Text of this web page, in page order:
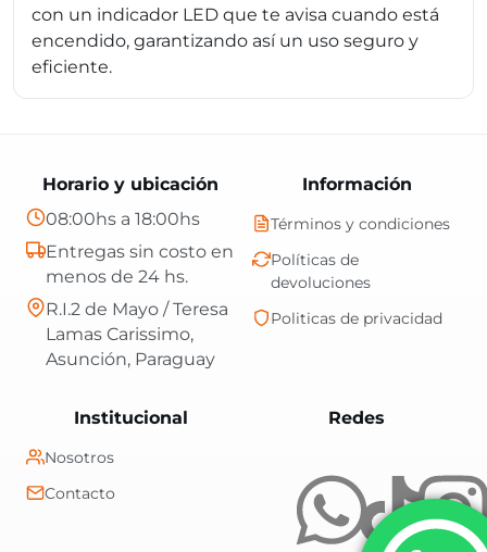
con un indicador LED que te avisa cuando está
encendido, garantizando así un uso seguro y
eficiente.
RedesCentral Shop es
Información
Términos y condiciones
Políticas de
devoluciones
Politicas de privacidad
Institucional
Nosotros
Contacto
Horario y ubicación
08:00hs a 18:00hs
Entregas sin costo en
menos de 24 hs.
R.I.2 de Mayo / Teresa
Lamas Carissimo,
Asunción, Paraguay